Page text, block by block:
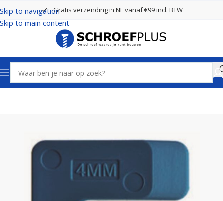
Skip to navigation
Skip to main content
Gratis verzending in NL vanaf €99 incl. BTW
Home Stelwiggen en uitvulplaatjes Uitvulplaatjes